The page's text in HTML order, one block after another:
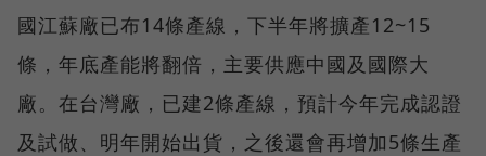
國江蘇廠已布14條產線，下半年將擴產12~15
條，年底產能將翻倍，主要供應中國及國際大
廠。在台灣廠，已建2條產線，預計今年完成認證
及試做、明年開始出貨，之後還會再增加5條生產